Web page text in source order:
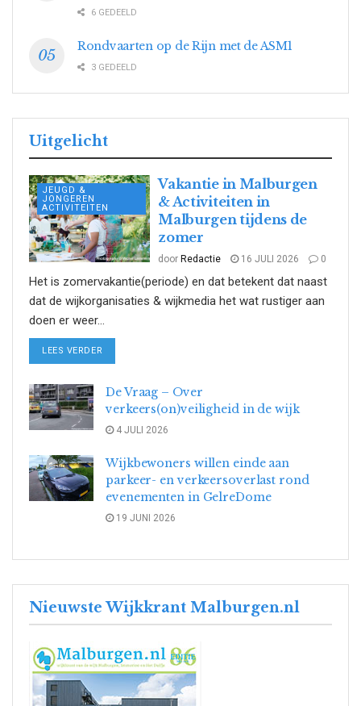
6 GEDEELD
Rondvaarten op de Rijn met de ASM1
3 GEDEELD
Uitgelicht
JEUGD &
JONGEREN
ACTIVITEITEN
Vakantie in Malburgen
& Activiteiten in
Malburgen tijdens de
zomer
door Redactie 16 JULI 2026 0
Het is zomervakantie(periode) en dat betekent dat naast
dat de wijkorganisaties & wijkmedia het wat rustiger aan
doen er weer...
LEES VERDER
De Vraag – Over
verkeers(on)veiligheid in de wijk
4 JULI 2026
Wijkbewoners willen einde aan
parkeer- en verkeersoverlast rond
evenementen in GelreDome
19 JUNI 2026
Nieuwste Wijkkrant Malburgen.nl